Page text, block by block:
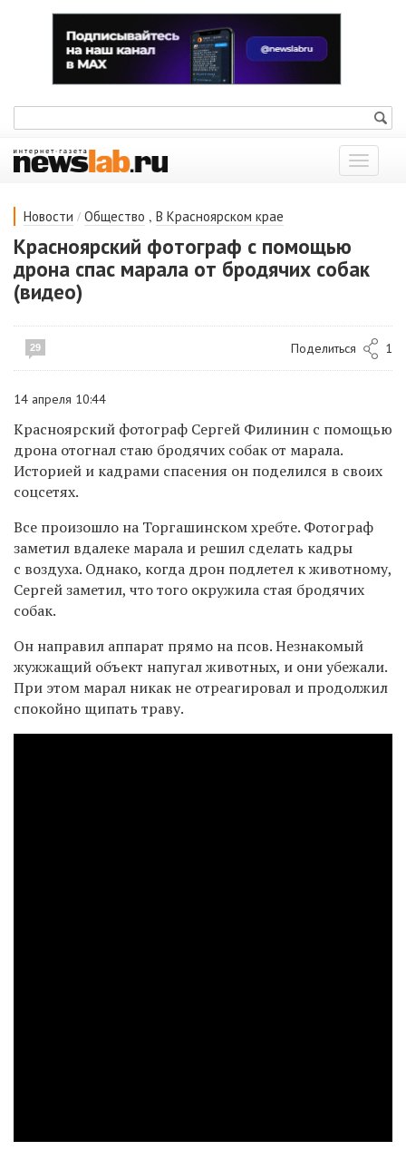
Показать
меню
Новости / Общество , В Красноярском крае
Красноярский фотограф с помощью
дрона спас марала от бродячих собак
(видео)
29 Поделиться 1
14 апреля 10:44
Красноярский фотограф Сергей Филинин с помощью
дрона отогнал стаю бродячих собак от марала.
Историей и кадрами спасения он поделился в своих
соцсетях.
Все произошло на Торгашинском хребте. Фотограф
заметил вдалеке марала и решил сделать кадры
с воздуха. Однако, когда дрон подлетел к животному,
Сергей заметил, что того окружила стая бродячих
собак.
Он направил аппарат прямо на псов. Незнакомый
жужжащий объект напугал животных, и они убежали.
При этом марал никак не отреагировал и продолжил
спокойно щипать траву.